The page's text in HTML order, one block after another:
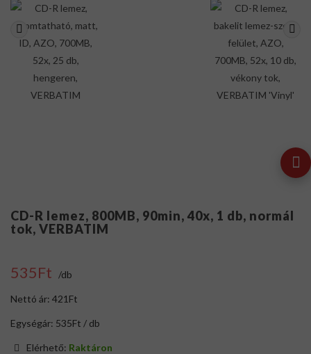
CD-R lemez, 800MB, 90min, 40x, 1 db, normál
tok, VERBATIM
535Ft /db
Nettó ár: 421Ft
Egységár: 535Ft / db
Elérhető: Raktáron